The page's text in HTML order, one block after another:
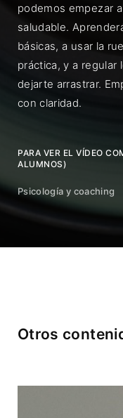
podemos empezar
saludable.
básicas, a usar la
práctica, y a regular
dejarte arrastrar.
con claridad.
PARA VER EL VÍDEO
ALUMNOS)
Psicología y coaching
Otros